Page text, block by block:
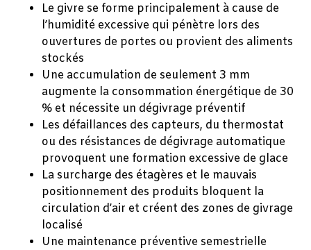
Le givre se forme principalement à cause de
l’humidité excessive qui pénètre lors des
ouvertures de portes ou provient des aliments
stockés
Une accumulation de seulement 3 mm
augmente la consommation énergétique de 30
% et nécessite un dégivrage préventif
Les défaillances des capteurs, du thermostat
ou des résistances de dégivrage automatique
provoquent une formation excessive de glace
La surcharge des étagères et le mauvais
positionnement des produits bloquent la
circulation d’air et créent des zones de givrage
localisé
Une maintenance préventive semestrielle